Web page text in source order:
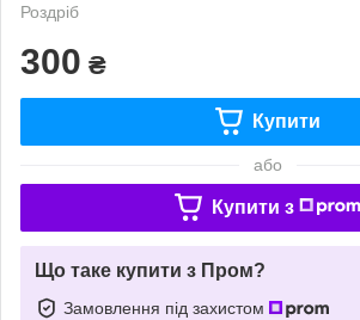
Роздріб
300 ₴
Купити
або
Купити з
Що таке купити з Пром?
Замовлення під захистом